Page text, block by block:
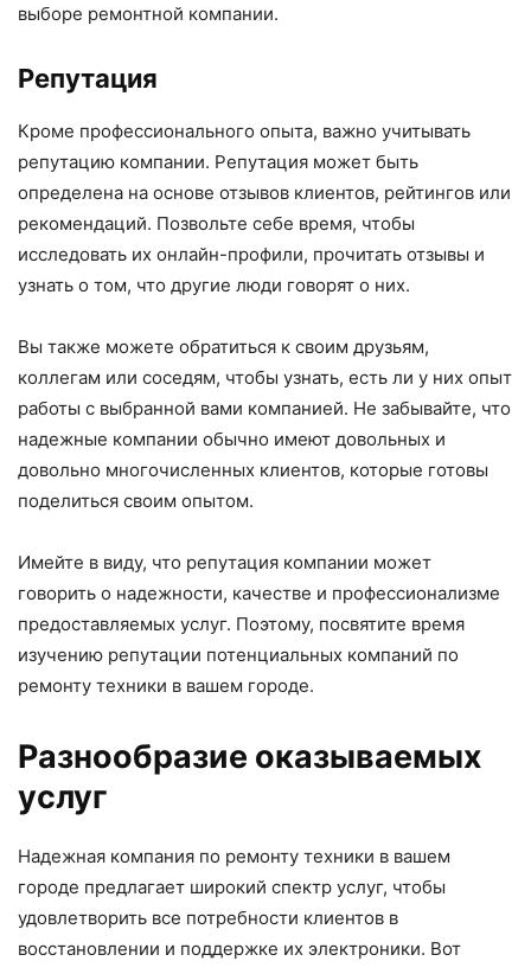
выборе ремонтной компании.
Репутация
Кроме профессионального опыта, важно учитывать
репутацию компании. Репутация может быть
определена на основе отзывов клиентов, рейтингов или
рекомендаций. Позвольте себе время, чтобы
исследовать их онлайн-профили, прочитать отзывы и
узнать о том, что другие люди говорят о них.
Вы также можете обратиться к своим друзьям,
коллегам или соседям, чтобы узнать, есть ли у них опыт
работы с выбранной вами компанией. Не забывайте, что
надежные компании обычно имеют довольных и
довольно многочисленных клиентов, которые готовы
поделиться своим опытом.
Имейте в виду, что репутация компании может
говорить о надежности, качестве и профессионализме
предоставляемых услуг. Поэтому, посвятите время
изучению репутации потенциальных компаний по
ремонту техники в вашем городе.
Разнообразие оказываемых
услуг
Надежная компания по ремонту техники в вашем
городе предлагает широкий спектр услуг, чтобы
удовлетворить все потребности клиентов в
восстановлении и поддержке их электроники. Вот